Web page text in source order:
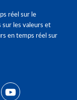
réel sur le
sur les valeurs et
en temps réel sur